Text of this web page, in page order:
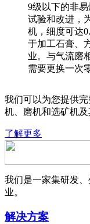
9级以下的非
试验和改进，
机，细度可达
于加工石膏、
业。与气流磨
需要更换一次
我们可以为您提供
机、磨机和选矿机及
了解更多
我们是一家集研发
业。
解决方案